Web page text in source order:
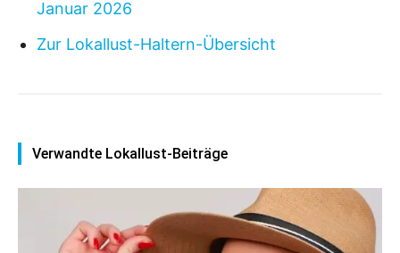
Januar 2026
Zur Lokallust-Haltern-Übersicht
Verwandte Lokallust-Beiträge